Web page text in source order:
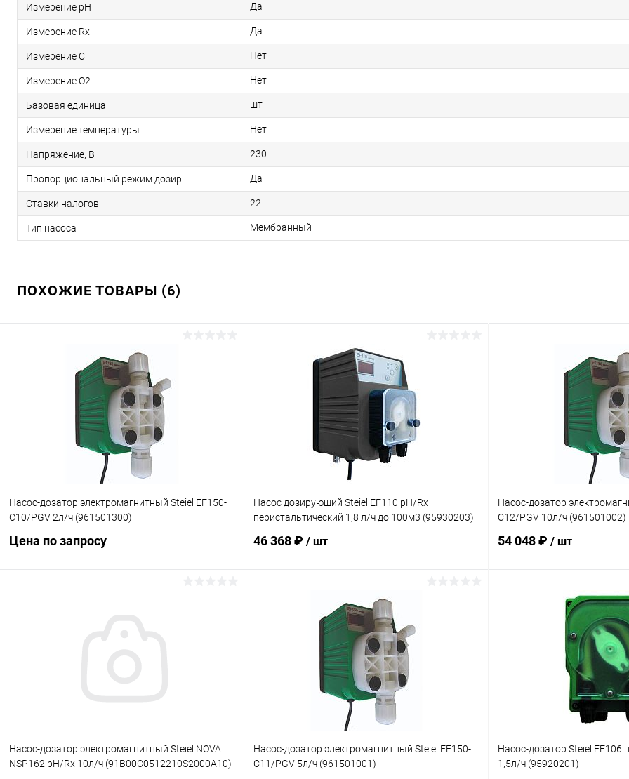
Измерение pH Да
Измерение Rx Да
Измерение Cl Нет
Измерение O2 Нет
Базовая единица шт
Измерение температуры Нет
Напряжение, В 230
Пропорциональный режим дозир. Да
Ставки налогов 22
Тип насоса Мембранный
ПОХОЖИЕ ТОВАРЫ (6)
Насос-дозатор электромагнитный Steiel EF150-
C10/PGV 2л/ч (961501300)
Цена по запросу
Насос дозирующий Steiel EF110 pH/Rx
перистальтический 1,8 л/ч до 100м3 (95930203)
46 368 ₽ / шт
В корзину
В наличии
Насос-дозатор
C12/PGV 10л/ч (961501002)
54 048 ₽ / шт
В
К сравнению
Насос-дозатор электромагнитный Steiel NOVA
NSP162 pH/Rx 10л/ч (91B00C0512210S2000A10)
Насос-дозатор электромагнитный Steiel EF150-
C11/PGV 5л/ч (961501001)
Насос-дозатор Steiel EF106
1,5л/ч (95920201)